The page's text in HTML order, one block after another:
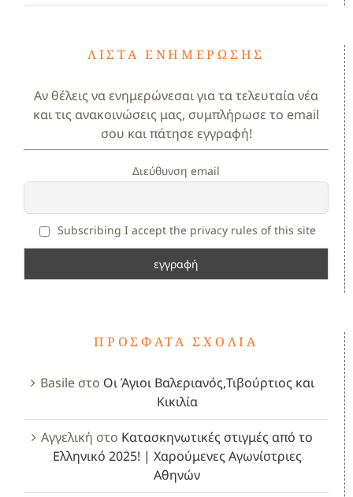
ΛΊΣΤΑ ΕΝΗΜΈΡΩΣΗΣ
Αν θέλεις να ενημερώνεσαι για τα τελευταία νέα
και τις ανακοινώσεις μας, συμπλήρωσε το email
σου και πάτησε εγγραφή!
Διεύθυνση email
Subscribing I accept the privacy rules of this site
ΠΡΌΣΦΑΤΑ ΣΧΌΛΙΑ
Basileστο Οι Άγιοι Βαλεριανός,Τιβούρτιος και
Κικιλία
Αγγελική στο Κατασκηνωτικές στιγμές από το
Ελληνικό 2025! | Χαρούμενες Αγωνίστριες
Αθηνών